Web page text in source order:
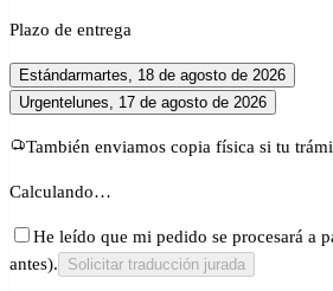
Plazo de entrega
Estándarmartes, 18 de agosto de 2026
Urgentelunes, 17 de agosto de 2026
También enviamos copia física si tu
Calculando…
He leído que mi pedido se procesará a
antes).
Solicitar traducción jurada